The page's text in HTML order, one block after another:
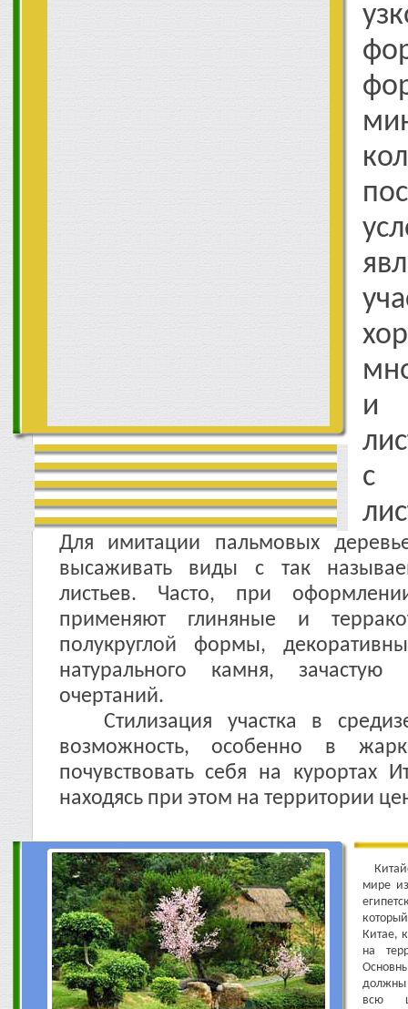
и
с
Для имитации пальмовых
высаживать виды с так
листьев. Часто, при
применяют глиняные и
полукруглой формы,
натурального камня, зачастую
очертаний.
Стилизация участка в
возможность, особенно в
почувствовать себя на курортах
находясь при этом на территории
мире
Китае,
на
должны
всю